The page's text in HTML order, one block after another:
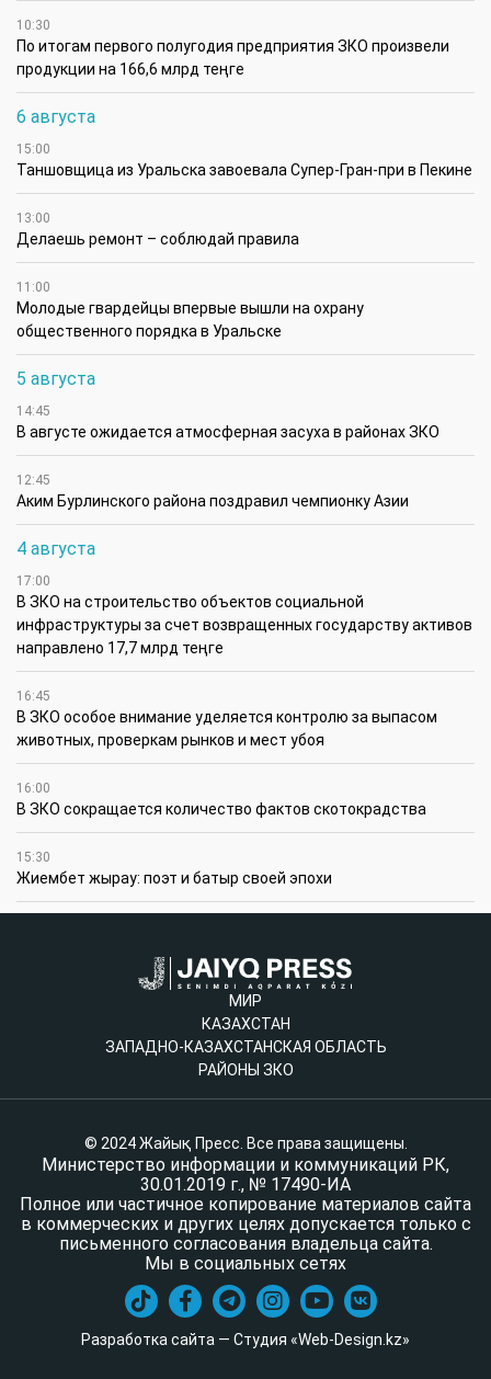
10:30
По итогам первого полугодия предприятия ЗКО произвели
продукции на 166,6 млрд теңге
6 августа
15:00
Таншовщица из Уральска завоевала Супер-Гран-при в Пекине
13:00
Делаешь ремонт – соблюдай правила
11:00
Молодые гвардейцы впервые вышли на охрану
общественного порядка в Уральске
5 августа
14:45
В августе ожидается атмосферная засуха в районах ЗКО
12:45
Аким Бурлинского района поздравил чемпионку Азии
4 августа
17:00
В ЗКО на строительство объектов социальной
инфраструктуры за счет возвращенных государству активов
направлено 17,7 млрд теңге
16:45
В ЗКО особое внимание уделяется контролю за выпасом
животных, проверкам рынков и мест убоя
16:00
В ЗКО сокращается количество фактов скотокрадства
15:30
Жиембет жырау: поэт и батыр своей эпохи
МИР
КАЗАХСТАН
ЗАПАДНО-КАЗАХСТАНСКАЯ ОБЛАСТЬ
РАЙОНЫ ЗКО
© 2024 Жайық Пресс. Все права защищены.
Министерство информации и коммуникаций РК,
30.01.2019 г., № 17490-ИА
Полное или частичное копирование материалов сайта
в коммерческих и других целях допускается только с
письменного согласования владельца сайта.
Мы в социальных сетях
Разработка сайта — Студия «Web-Design.kz»